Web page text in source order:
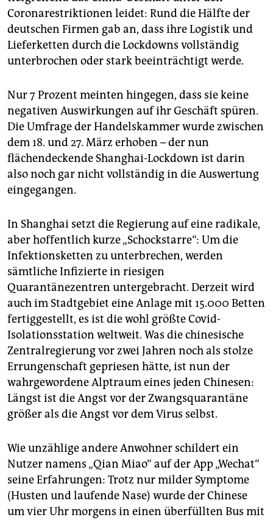
Coronarestriktionen leidet: Rund die Hälfte der
deutschen Firmen gab an, dass ihre Logistik und
Lieferketten durch die Lockdowns vollständig
unterbrochen oder stark beeinträchtigt werde.
Nur 7 Prozent meinten hingegen, dass sie keine
negativen Auswirkungen auf ihr Geschäft spüren.
Die Umfrage der Handelskammer wurde zwischen
dem 18. und 27. März erhoben – der nun
flächendeckende Shanghai-Lockdown ist darin
also noch gar nicht vollständig in die Auswertung
eingegangen.
In Shanghai setzt die Regierung auf eine radikale,
aber hoffentlich kurze „Schockstarre“: Um die
Infektionsketten zu unterbrechen, werden
sämtliche Infizierte in riesigen
Quarantänezentren untergebracht. Derzeit wird
auch im Stadtgebiet eine Anlage mit 15.000 Betten
fertiggestellt, es ist die wohl größte Covid-
Isolationsstation weltweit. Was die chinesische
Zentralregierung vor zwei Jahren noch als stolze
Errungenschaft gepriesen hätte, ist nun der
wahrgewordene Alptraum eines jeden Chinesen:
Längst ist die Angst vor der Zwangsquarantäne
größer als die Angst vor dem Virus selbst.
Wie unzählige andere Anwohner schildert ein
Nutzer namens „Qian Miao“ auf der App „Wechat“
seine Erfahrungen: Trotz nur milder Symptome
(Husten und laufende Nase) wurde der Chinese
um vier Uhr morgens in einen überfüllten Bus mit